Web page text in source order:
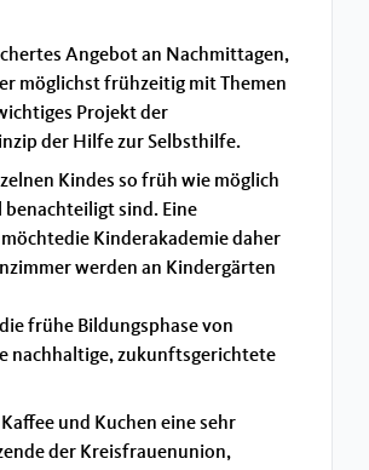
Angebot an Nachmittagen,
möglichst frühzeitig mit Themen
Projekt der
der Hilfe zur Selbsthilfe.
Kindes so früh wie möglich
benachteiligt sind. Eine
Kinderakademie daher
werden an Kindergärten
frühe Bildungsphase von
nachhaltige, zukunftsgerichtete
und Kuchen eine sehr
der Kreisfrauenunion,